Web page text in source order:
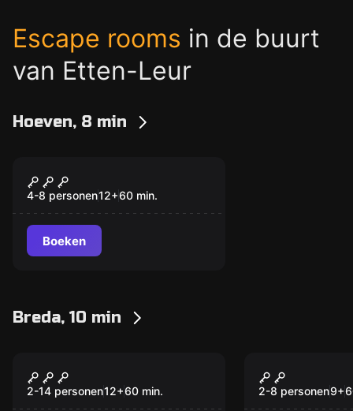
Escape rooms in de buurt
van Etten-Leur
Hoeven, 8 min
Nieuw
De Turfstekers
4-8 personen12+60 min.
Boeken
Breda, 10 min
Camera 4
2-14 personen12+60 min.
Nieuw
Alice:
2-8 personen9+